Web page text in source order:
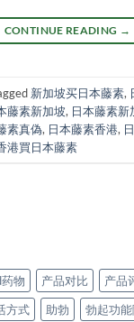
CONTINUE READING →
新加坡买日本藤素,
藤素新加坡, 日本藤素新
素真偽, 日本藤素香港,
港買日本藤素
物 产品对比 产品
方式 助勃 勃起功